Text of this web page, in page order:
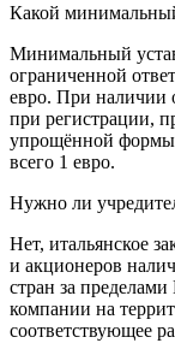
Какой
Минимальный
ограниченной
евро. При наличии
при регистрации,
упрощённой формы
всего 1 евро.
Нужно ли
Нет, итальянское
и акционеров
стран за
компании на
соответствующее